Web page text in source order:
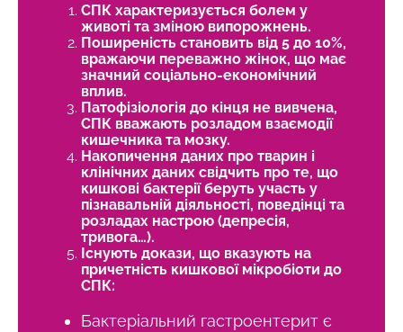
СПК характеризується болем у
животі та зміною випорожнень.
Поширеність становить від 5 до 10%,
вражаючи переважно жінок, що має
значний соціально-економічний
вплив.
Патофізіологія до кінця не вивчена,
СПК вважають розладом взаємодії
кишечника та мозку.
Накопичення даних про тварин і
клінічних даних свідчить про те, що
кишкові бактерії беруть участь у
пізнавальній діяльності, поведінці та
розладах настрою (депресія,
тривога…).
Існують докази, що вказують на
причетність кишкової мікробіоти до
СПК:
Бактеріальний гастроентерит є